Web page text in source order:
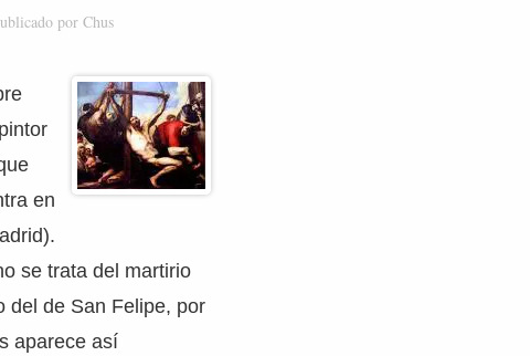
por Chus
en
se trata del martirio
del de San Felipe, por
aparece así